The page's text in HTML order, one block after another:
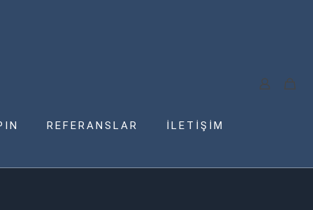
REFERANSLAR İLETİŞİM